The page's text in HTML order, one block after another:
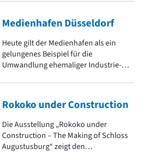
Medienhafen Düsseldorf
Heute gilt der Medienhafen als ein
gelungenes Beispiel für die
Umwandlung ehemaliger Industrie-
architektonische Vielfalt und ist ein
Symbol für den Strukturwandel.
Rokoko under Construction
Die Ausstellung „Rokoko under
Construction – The Making of Schloss
Augustusburg“ zeigt den